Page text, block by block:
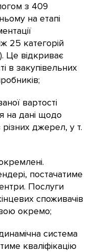
з 409
на етапі
25 категорій
Це відкриває
в закупівельних
вартості
на дані щодо
джерел, у т.
постачатиме
Послуги
споживачів
окремо;
система
кваліфікацію